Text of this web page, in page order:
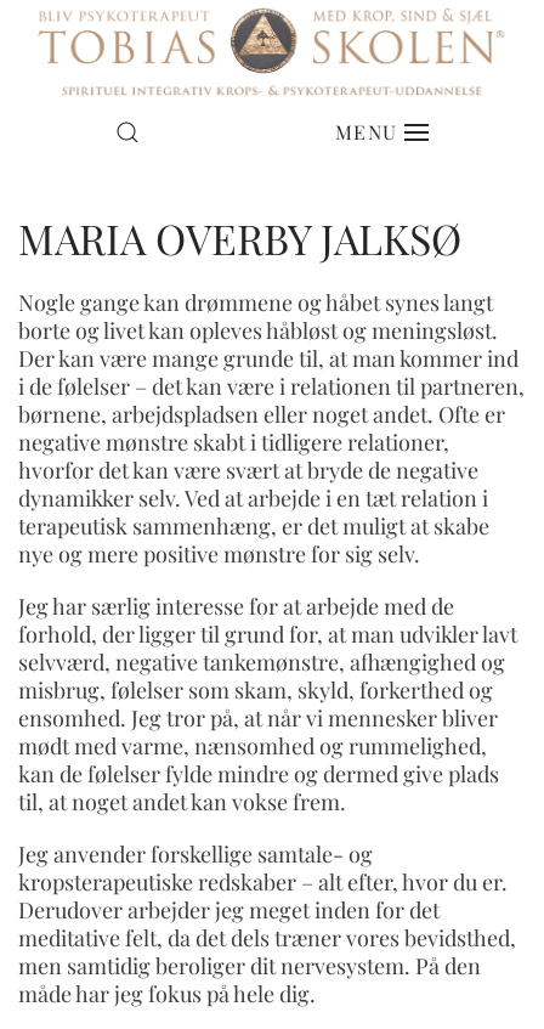
MENU
MARIA OVERBY JALKSØ
Nogle gange kan drømmene og håbet synes langt
borte og livet kan opleves håbløst og meningsløst.
Der kan være mange grunde til, at man kommer ind
i de følelser – det kan være i relationen til partneren,
børnene, arbejdspladsen eller noget andet. Ofte er
negative mønstre skabt i tidligere relationer,
hvorfor det kan være svært at bryde de negative
dynamikker selv. Ved at arbejde i en tæt relation i
terapeutisk sammenhæng, er det muligt at skabe
nye og mere positive mønstre for sig selv.
Jeg har særlig interesse for at arbejde med de
forhold, der ligger til grund for, at man udvikler lavt
selvværd, negative tankemønstre, afhængighed og
misbrug, følelser som skam, skyld, forkerthed og
ensomhed. Jeg tror på, at når vi mennesker bliver
mødt med varme, nænsomhed og rummelighed,
kan de følelser fylde mindre og dermed give plads
til, at noget andet kan vokse frem.
Jeg anvender forskellige samtale- og
kropsterapeutiske redskaber – alt efter, hvor du er.
Derudover arbejder jeg meget inden for det
meditative felt, da det dels træner vores bevidsthed,
men samtidig beroliger dit nervesystem. På den
måde har jeg fokus på hele dig.